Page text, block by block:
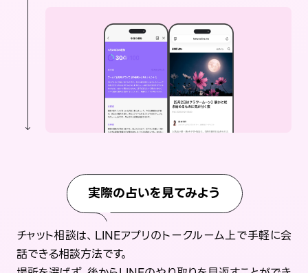
実際の占いを見てみよう
チャット相談は、LINEアプリのトークルーム上で手軽に会
話できる相談方法です。